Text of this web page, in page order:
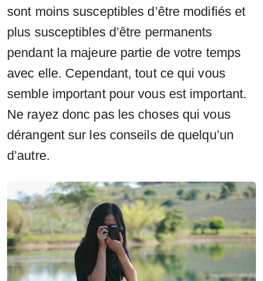
sont moins susceptibles d’être modifiés et
plus susceptibles d’être permanents
pendant la majeure partie de votre temps
avec elle. Cependant, tout ce qui vous
semble important pour vous est important.
Ne rayez donc pas les choses qui vous
dérangent sur les conseils de quelqu’un
d’autre.